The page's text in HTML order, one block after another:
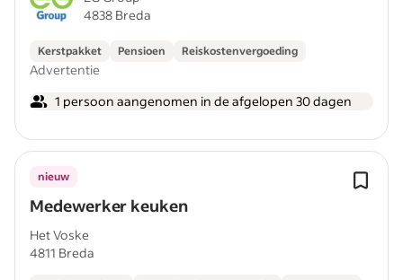
4838 Breda
Kerstpakket Pensioen Reiskostenvergoeding
Advertentie
1 persoon aangenomen in de afgelopen 30 dagen
Medewerker keuken
nieuw
Het Voske
4811 Breda